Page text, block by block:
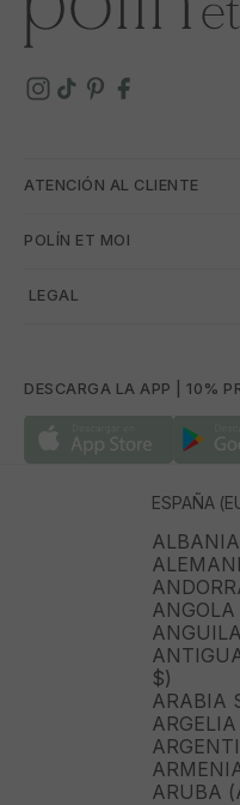
ATENCIÓN AL CLIENTE
POLÍN ET MOI
­ LEGAL
DESCARGA LA APP | 10%
ESPAÑA
ANGOLA
$)
ARUBA